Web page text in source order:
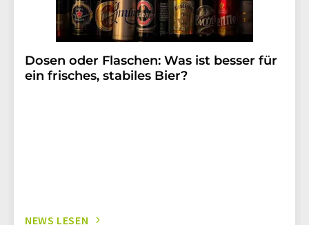
Dosen oder Flaschen: Was ist besser für
ein frisches, stabiles Bier?
NEWS LESEN